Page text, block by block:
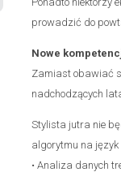
prowadzić do
Nowe
Zamiast obawiać
nadchodzących
Stylista jutra nie
algorytmu na język
• Analiza danych